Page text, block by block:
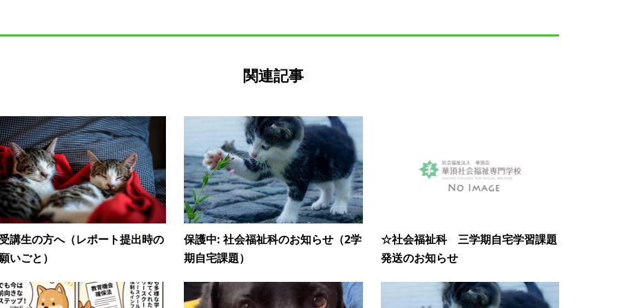
関連記事
講生の方へ（レポート提出時の
いごと）
保護中: 社会福祉科のお知らせ（2学
期自宅課題）
☆社会福祉科 三学期自宅学習課題
発送のお知らせ